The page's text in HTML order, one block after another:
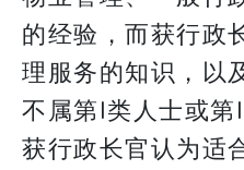
的经验，而获行政
理服务的知识，以
不属第I类人士或
获行政长官认为适